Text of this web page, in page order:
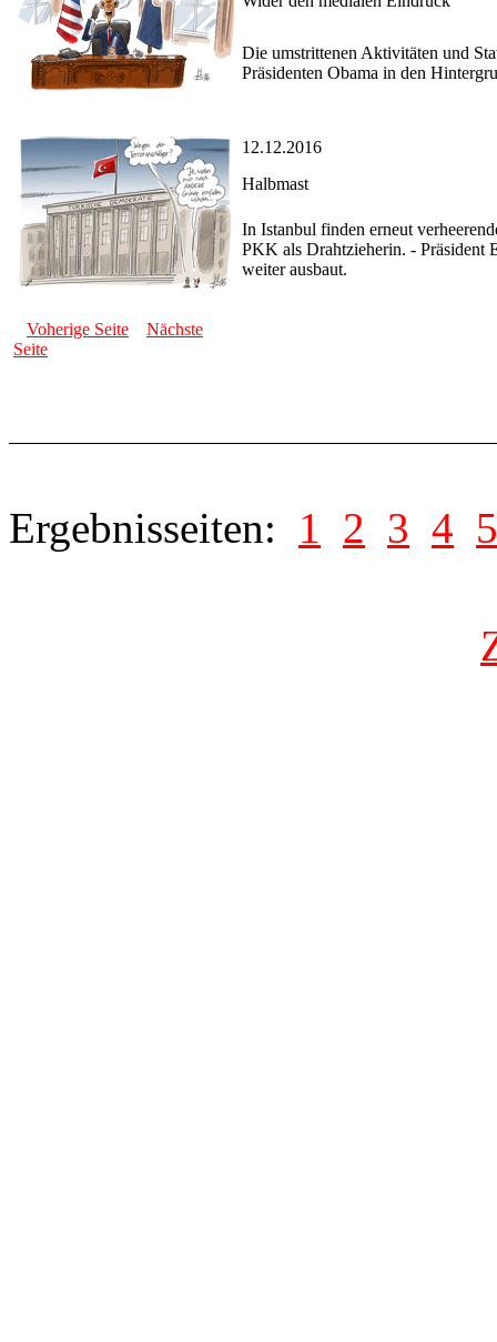
Die umstrittenen Aktivitäten und
Präsidenten Obama in den
12.12.2016
Halbmast
In Istanbul finden erneut
PKK als Drahtzieherin. - Präsident
weiter ausbaut.
Voherige Seite
Nächste
Seite
Ergebnisseiten: 1 2 3 4 5